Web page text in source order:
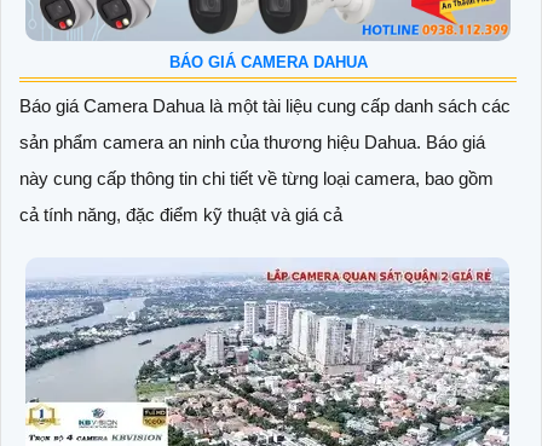
BÁO GIÁ CAMERA DAHUA
Báo giá Camera Dahua là một tài liệu cung cấp danh sách các
sản phẩm camera an ninh của thương hiệu Dahua. Báo giá
này cung cấp thông tin chi tiết về từng loại camera, bao gồm
cả tính năng, đặc điểm kỹ thuật và giá cả